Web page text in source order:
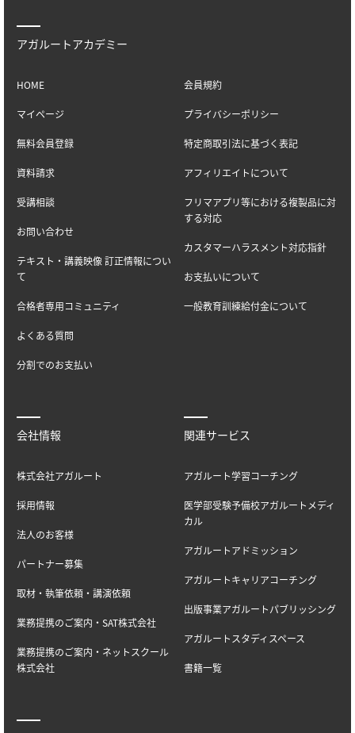
アガルートアカデミー
HOME
マイページ
無料会員登録
資料請求
受講相談
お問い合わせ
テキスト・講義映像 訂正情報につい
て
合格者専用コミュニティ
よくある質問
分割でのお支払い
会員規約
プライバシーポリシー
特定商取引法に基づく表記
アフィリエイトについて
フリマアプリ等における複製品に対
する対応
カスタマーハラスメント対応指針
お支払いについて
一般教育訓練給付金について
会社情報
株式会社アガルート
採用情報
法人のお客様
パートナー募集
取材・執筆依頼・講演依頼
業務提携のご案内・SAT株式会社
業務提携のご案内・ネットスクール
株式会社
関連サービス
アガルート学習コーチング
医学部受験予備校アガルートメディ
カル
アガルートアドミッション
アガルートキャリアコーチング
出版事業アガルートパブリッシング
アガルートスタディスペース
書籍一覧